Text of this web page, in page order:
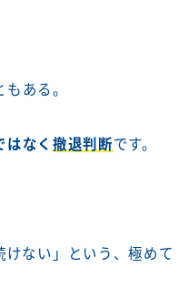
もある。
はなく 撤退判断です。
けない」という、極めて